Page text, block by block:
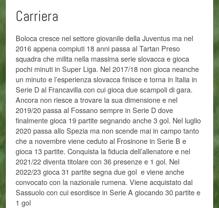
Carriera
Boloca cresce nel settore giovanile della Juventus ma nel
2016 appena compiuti 18 anni passa al Tartan Preso
squadra che milita nella massima serie slovacca e gioca
pochi minuti in Super Liga. Nel 2017/18 non gioca neanche
un minuto e l’esperienza slovacca finisce e torna in Italia in
Serie D al Francavilla con cui gioca due scampoli di gara.
Ancora non riesce a trovare la sua dimensione e nel
2019/20 passa al Fossano sempre in Serie D dove
finalmente gioca 19 partite segnando anche 3 gol. Nel luglio
2020 passa allo Spezia ma non scende mai in campo tanto
che a novembre viene ceduto al Frosinone in Serie B e
gioca 13 partite. Conquista la fiducia dell’allenatore e nel
2021/22 diventa titolare con 36 presenze e 1 gol. Nel
2022/23 gioca 31 partite segna due gol e viene anche
convocato con la nazionale rumena. Viene acquistato dal
Sassuolo con cui esordisce in Serie A giocando 30 partite e
1 gol